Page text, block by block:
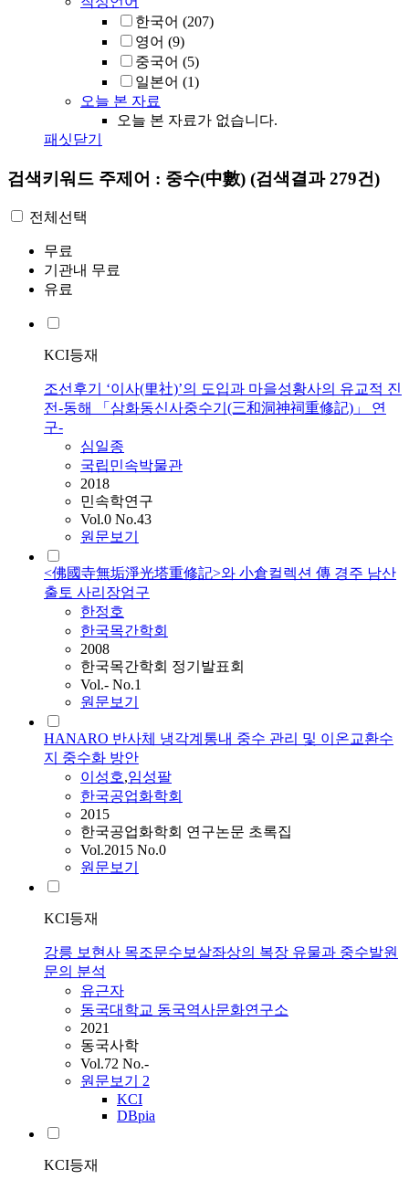
한국어 (207)
영어 (9)
중국어 (5)
일본어 (1)
오늘 본 자료
오늘 본 자료가 없습니다.
패싯닫기
검색키워드 주제어 : 중수(中數) (검색결과 279건)
전체선택
무료
기관내 무료
유료
KCI등재
조선후기 ‘이사(里社)’의 도입과 마을성황사의 유교적 진
전-동해 「삼화동신사중수기(三和洞神祠重修記)」 연
구-
심일종
국립민속박물관
2018
민속학연구
Vol.0 No.43
원문보기
<佛國寺無垢淨光塔重修記>와 小倉컬렉션 傳 경주 남산
출토 사리장엄구
한정호
한국목간학회
2008
한국목간학회 정기발표회
Vol.- No.1
원문보기
HANARO 반사체 냉각계통내 중수 관리 및 이온교환수
지 중수화 방안
이성호,임성팔
한국공업화학회
2015
한국공업화학회 연구논문 초록집
Vol.2015 No.0
원문보기
KCI등재
강릉 보현사 목조문수보살좌상의 복장 유물과 중수발원
문의 분석
유근자
동국대학교 동국역사문화연구소
2021
동국사학
Vol.72 No.-
원문보기 2
KCI
DBpia
KCI등재